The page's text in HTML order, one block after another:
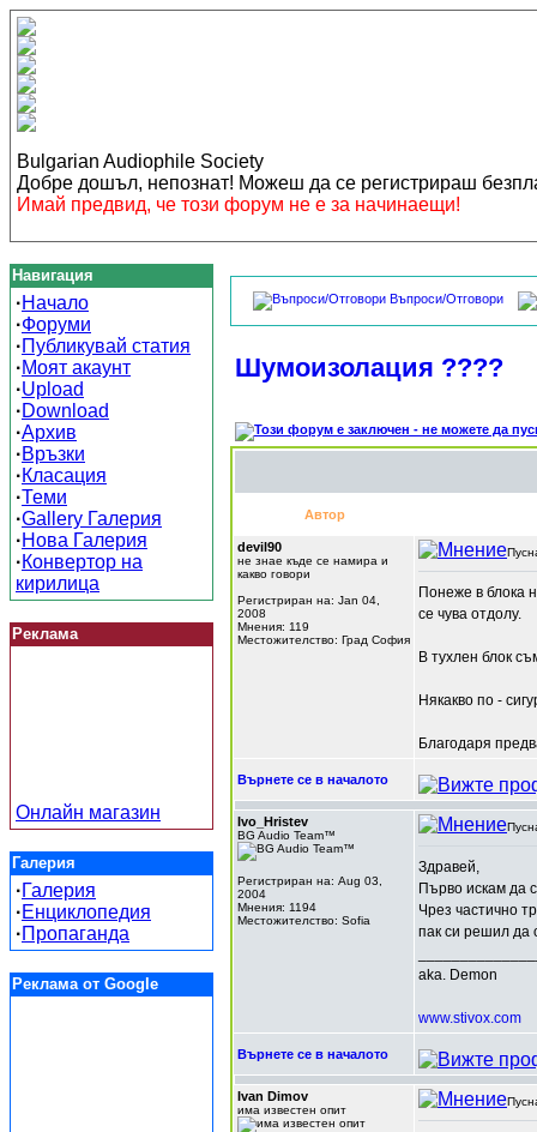
Bulgarian Audiophile Society
Добре дошъл, непознат! Можеш да се регистрираш
Имай предвид, че този форум не е за начинаещи!
Навигация
·Начало
·Форуми
·Публикувай статия
·Моят акаунт
·Upload
·Download
·Архив
·Връзки
·Класация
·Теми
·Gallery Галерия
·Нова Галерия
·Конвертор на
кирилица
Реклама
Онлайн магазин
Галерия
·Галерия
·Енциклопедия
·Пропаганда
Реклама от Google
Въпроси/Отговори
Шумоизолация ????
Автор
devil90
не знае къде се намира и
какво говори
Регистриран на: Jan 04,
2008
Мнения: 119
Местожителство: Град София
Понеже в блока
се чува отдолу.
В тухлен блок
Някакво по -
Благодаря
Върнете се в началото
Ivo_Hristev
BG Audio Team™
Регистриран на: Aug 03,
2004
Мнения: 1194
Местожителство: Sofia
Здравей,
Първо искам да
Чрез частично
пак си решил да
aka. Demon
www.stivox.com
Върнете се в началото
Ivan Dimov
има известен опит